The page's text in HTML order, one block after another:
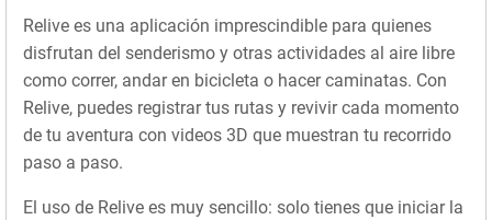
Relive es una aplicación imprescindible para quienes
disfrutan del senderismo y otras actividades al aire libre
como correr, andar en bicicleta o hacer caminatas. Con
Relive, puedes registrar tus rutas y revivir cada momento
de tu aventura con videos 3D que muestran tu recorrido
paso a paso.
El uso de Relive es muy sencillo: solo tienes que iniciar la